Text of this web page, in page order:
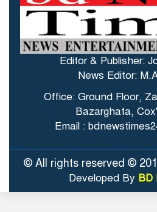
Editor & Publisher:
News Editor:
Office: Ground Floor,
Bazarghata,
Email :
© All rights reserved ©
Developed By BD